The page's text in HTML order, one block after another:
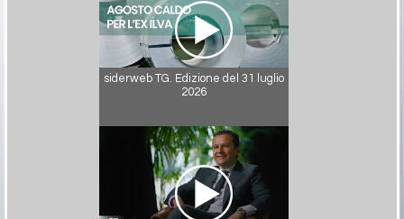
siderweb TG. Edizione del 31 luglio
2026